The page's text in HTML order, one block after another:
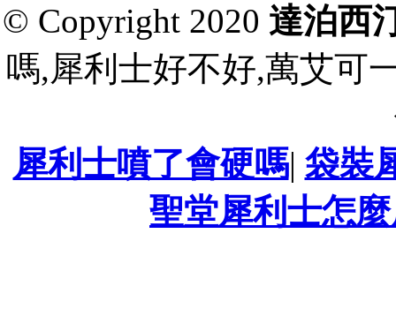
© Copyright 2020 達泊西
嗎,犀利士好不好,萬艾可
犀利士噴了會硬嗎| 袋裝
聖堂犀利士怎